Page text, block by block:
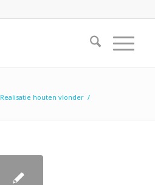
Realisatie houten vlonder /